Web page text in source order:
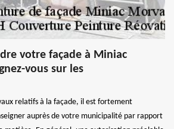
votre façade à Miniac
vous sur les
relatifs à la façade, il est fortement
auprès de votre municipalité par rapport